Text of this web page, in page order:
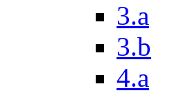
3.a
3.b
4.a